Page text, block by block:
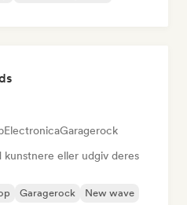
ElectronicaGaragerock
eller udgiv deres
Garagerock
New wave